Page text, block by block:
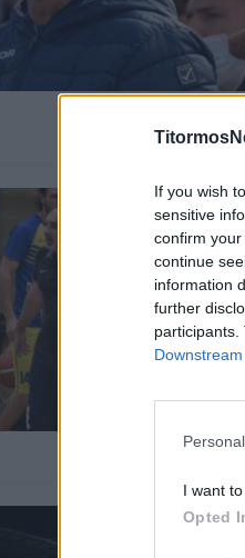
If you wish
sensitive
confirm
continue
information
further
I want
Opted